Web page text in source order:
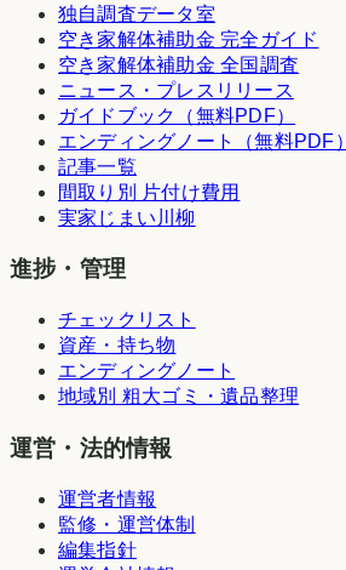
独自調査データ室
空き家解体補助金 完全ガイド
空き家解体補助金 全国調査
ニュース・プレスリリース
ガイドブック（無料PDF）
エンディングノート（無料PDF）
記事一覧
間取り別 片付け費用
実家じまい川柳
進捗・管理
チェックリスト
資産・持ち物
エンディングノート
地域別 粗大ゴミ・遺品整理
運営・法的情報
運営者情報
監修・運営体制
編集指針